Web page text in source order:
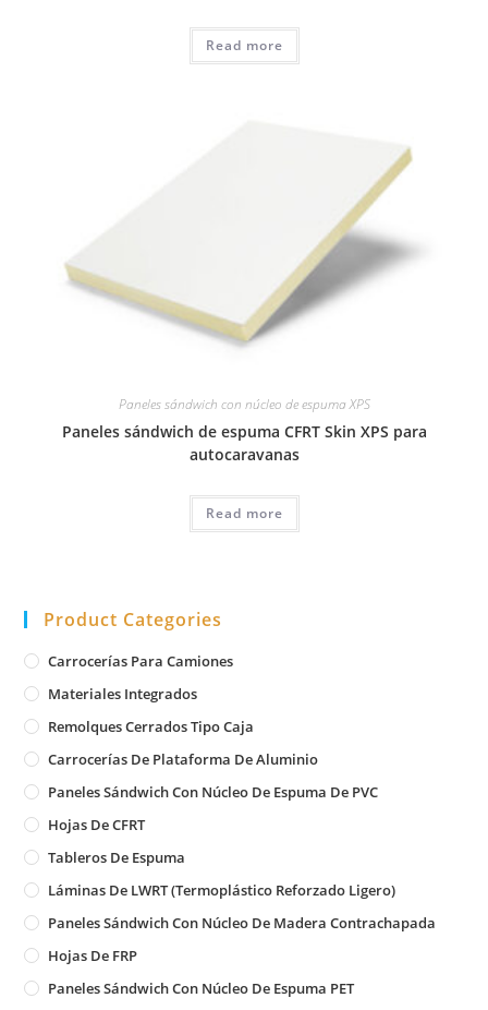
Read more
Paneles sándwich con núcleo de espuma XPS
Paneles sándwich de espuma CFRT Skin XPS para
autocaravanas
Read more
Product Categories
Carrocerías Para Camiones
Materiales Integrados
Remolques Cerrados Tipo Caja
Carrocerías De Plataforma De Aluminio
Paneles Sándwich Con Núcleo De Espuma De PVC
Hojas De CFRT
Tableros De Espuma
Láminas De LWRT (Termoplástico Reforzado Ligero)
Paneles Sándwich Con Núcleo De Madera Contrachapada
Hojas De FRP
Paneles Sándwich Con Núcleo De Espuma PET